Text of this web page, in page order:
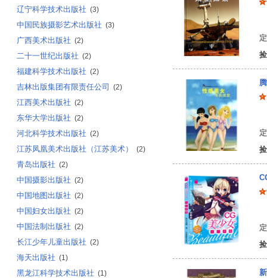
辽宁科学技术出版社 (3)
中国民族摄影艺术出版社 (3)
广西美术出版社 (2)
二十一世纪出版社 (2)
福建科学技术出版社 (2)
吉林出版集团有限责任公司 (2)
江西美术出版社 (2)
东华大学出版社 (2)
河北科学技术出版社 (2)
江苏凤凰美术出版社（江苏美术） (2)
青岛出版社 (2)
中国摄影出版社 (2)
中国地图出版社 (2)
中国妇女出版社 (2)
中国法制出版社 (2)
长江少年儿童出版社 (2)
海天出版社 (1)
黑龙江科学技术出版社 (1)